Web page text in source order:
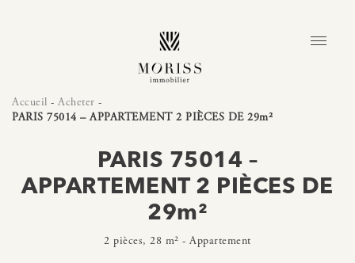
Accueil - Acheter -
PARIS 75014 – APPARTEMENT 2 PIÈCES DE 29m²
PARIS 75014 –
APPARTEMENT 2 PIÈCES DE
29m²
2 pièces, 28 m² - Appartement